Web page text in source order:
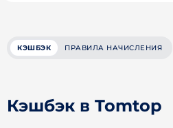
КЭШБЭК ПРАВИЛА НАЧИСЛЕНИЯ
Кэшбэк в Tomtop